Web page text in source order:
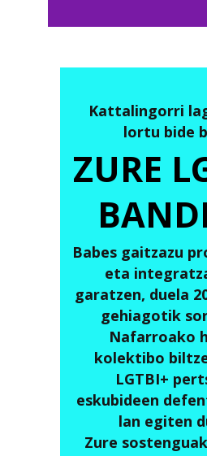
Kattalingorri
lortu bide
ZURE
Babes gaitzazu
eta
garatzen, duela
gehiagotik
Nafarroako
kolektibo
LGTBI+
eskubideen
lan egiten
Zure